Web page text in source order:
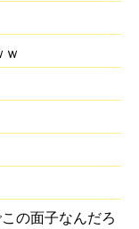
の面子なんだろ